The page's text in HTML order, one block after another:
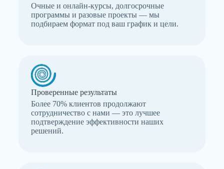
Очные и онлайн-курсы, долгосрочные
программы и разовые проекты — мы
подбираем формат под ваш график и цели.
Проверенные результаты
Более 70% клиентов продолжают
сотрудничество с нами — это лучшее
подтверждение эффективности наших
решений.